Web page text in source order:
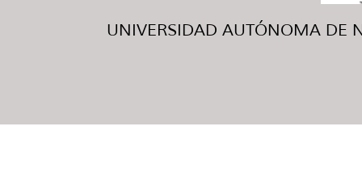
UNIVERSIDAD AUTÓNOMA DE